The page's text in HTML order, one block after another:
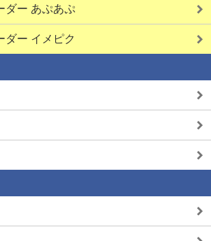
ダー あぷあぷ
ダー イメピク